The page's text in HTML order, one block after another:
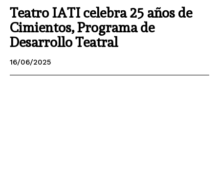
Teatro IATI celebra 25 años de
Cimientos, Programa de
Desarrollo Teatral
16/06/2025